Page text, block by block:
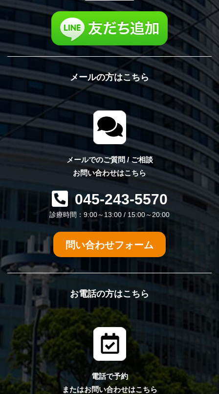
メールの方はこちら
メールでのご質問 / ご相談
お問い合わせはこちら
045-243-5570
診療時間：9:00～13:00 / 15:00～20:00
問い合わせフォーム
お電話の方はこちら
電話で予約
またはお問い合わせはこちら